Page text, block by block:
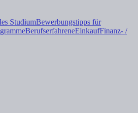
StudiumBewerbungstipps für
BerufserfahreneEinkaufFinanz- /